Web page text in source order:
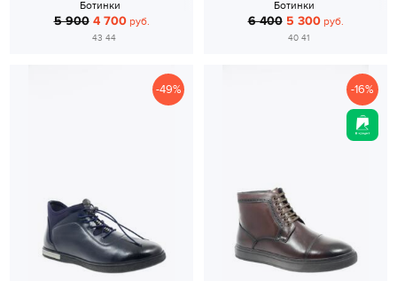
Ботинки
5 900 4 700руб.
43 44
Ботинки
6 400 5 300руб.
40 41
-49% -16%